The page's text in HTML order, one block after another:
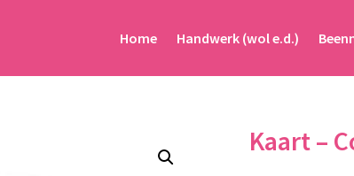
Home Handwerk (wol e.d.)
Kaart –